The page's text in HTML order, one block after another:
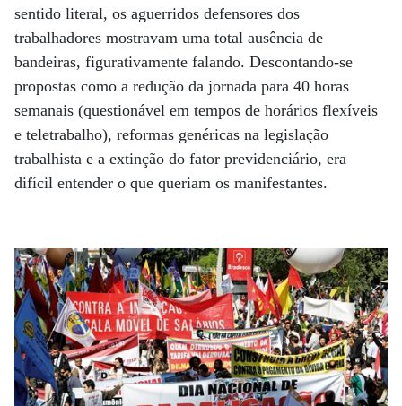
sentido literal, os aguerridos defensores dos
trabalhadores mostravam uma total ausência de
bandeiras, figurativamente falando. Descontando-se
propostas como a redução da jornada para 40 horas
semanais (questionável em tempos de horários flexíveis
e teletrabalho), reformas genéricas na legislação
trabalhista e a extinção do fator previdenciário, era
difícil entender o que queriam os manifestantes.